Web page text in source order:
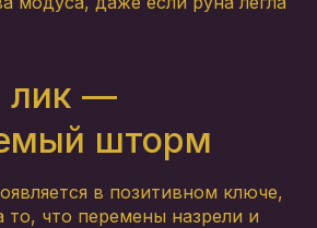
лик —
шторм
в позитивном ключе,
то, что перемены назрели и